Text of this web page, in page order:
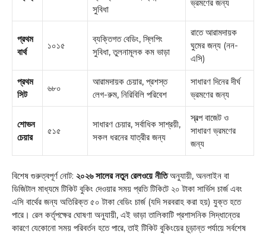
সুবিধা
ভ্রমণের জন্য
প্রথম
বার্থ
১০১৫
ব্যক্তিগত বেডিং, স্লিপিং
সুবিধা, তুলনামূলক কম ভাড়া
রাতে আরামদায়ক
ঘুমের জন্য (নন-
এসি)
প্রথম
সিট
৬৮০
আরামদায়ক চেয়ার, প্রশস্ত
লেগ-রুম, নিরিবিলি পরিবেশ
সাধারণ দিনের দীর্ঘ
ভ্রমণের জন্য
শোভন
চেয়ার
৫১৫
সাধারণ চেয়ার, সর্বাধিক সাশ্রয়ী,
সকল ধরনের যাত্রীর জন্য
স্বল্প বাজেট ও
সাধারণ ভ্রমণের
জন্য
বিশেষ গুরুত্বপূর্ণ নোট: ২০২৬ সালের নতুন রেলওয়ে নীতিঅনুযায়ী, অনলাইন বা
ডিজিটাল মাধ্যমে টিকিট বুকিং দেওয়ার সময় প্রতি টিকিটে ২০ টাকা সার্ভিস চার্জ এবং
এসি বার্থের জন্য অতিরিক্ত ৫০ টাকা বেডিং চার্জ (যদি সরবরাহ করা হয়) যুক্ত হতে
পারে। রেল কর্তৃপক্ষের ঘোষণা অনুযায়ী, এই ভাড়া তালিকাটি প্রশাসনিক সিদ্ধান্তের
কারণে যেকোনো সময় পরিবর্তন হতে পারে, তাই টিকিট বুকিংয়ের চূড়ান্ত পর্যায়ে সর্বশেষ